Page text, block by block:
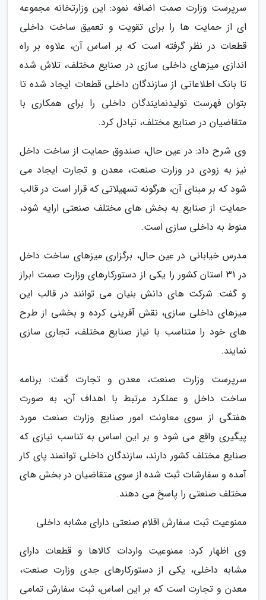
سرپرست وزارت صمت اضافه نمود: این وزارتخانه مجموعه
ای از حمایت ها را برای تقویت و تعمیق ساخت داخلی
قطعات در نظر گرفته است که بر اساس آن، علاوه بر راه
اندازی میزهای داخلی سازی در صنایع مختلف، تلاش شده
تا بانک اطلاعاتی از سازندگان داخلی قطعات ایجاد شده تا
بتوان فهرست تولیدنمایندگان داخلی را برای همکاری با
متقاضیان در صنایع مختلف، تبادل کرد.
وی شرح داد: در عین حال، صندوق حمایت از ساخت داخل
نیز به زودی در وزارت صنعت، معدن و تجارت ایجاد می
شود که بر مبنای آن، هرگونه تسهیلاتی که قرار است در قالب
حمایت از صنایع به بخش های مختلف صنعتی ارایه شود،
منوط به داخلی سازی است.
مدرس خیابانی در عین حال، برگزاری میزهای ساخت داخل
در 31 استان کشور را یکی از دستورکارهای وزارت صمت ابراز
و گفت: شرکت های دانش بنیان می توانند در قالب این
میزهای داخلی سازی، نقش آفرینی کرده و بخشی از طرح
های خود را متناسب با نیاز صنایع مختلف، تجاری سازی
نمایند.
سرپرست وزارت صنعت، معدن و تجارت گفت: برنامه
ساخت داخل و عملکرد مرتبط با اهداف آن، به صورت
هفتگی از سوی معاونت امور صنایع وزارت صنعت مورد
پیگیری واقع می شود و بر این اساس به تناسب نیازی که
صنایع مختلف کشور دارند، سازندگان داخلی توانمند پای کار
آمده و سفارشات ثبت شده از سوی متقاضیان در بخش های
مختلف صنعتی را پاسخ می دهند.
ممنوعیت ثبت سفارش اقلام صنعتی دارای مشابه داخلی
وی اظهار کرد: ممنوعیت واردات کالاها و قطعات دارای
مشابه داخلی، یکی از دستورکارهای جدی وزارت صنعت،
معدن و تجارت است که بر این اساس، ثبت سفارش تمامی